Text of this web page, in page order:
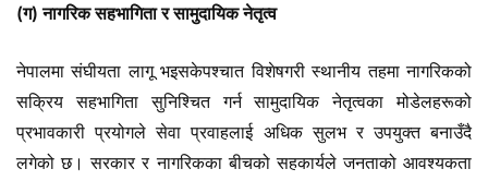
(ग) नागरिक सहभागिता र सामुदायिक नेतृत्व
नेपालमा संघीयता लागू भइसकेपश्चात विशेषगरी स्थानीय तहमा नागरिकको
सक्रिय सहभागिता सुनिश्चित गर्न सामुदायिक नेतृत्वका मोडेलहरूको
प्रभावकारी प्रयोगले सेवा प्रवाहलाई अधिक सुलभ र उपयुक्त बनाउँदै
लगेको छ। सरकार र नागरिकका बीचको सहकार्यले जनताको आवश्यकता